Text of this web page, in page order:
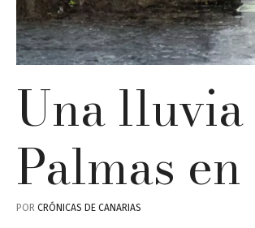
Una
Palmas
POR CRÓNICAS DE CANARIAS